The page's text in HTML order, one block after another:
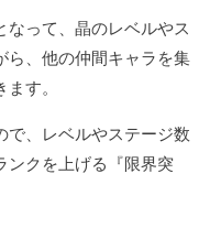
って、晶のレベルやス
ら、他の仲間キャラを集
す。
で、レベルやステージ数
ンクを上げる『限界突